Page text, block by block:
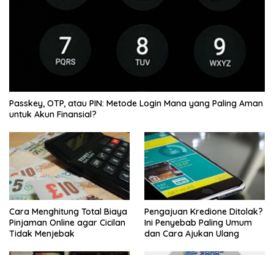
Passkey, OTP, atau PIN: Metode Login Mana yang Paling Aman
untuk Akun Finansial?
Cara Menghitung Total Biaya
Pinjaman Online agar Cicilan
Tidak Menjebak
Pengajuan Kredione Ditolak?
Ini Penyebab Paling Umum
dan Cara Ajukan Ulang